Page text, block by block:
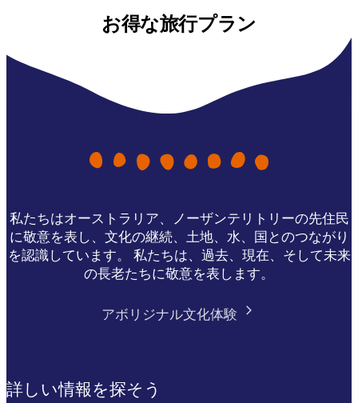
お得な旅行プラン
私たちはオーストラリア、ノーザンテリトリーの先住民
に敬意を表し、文化の継続、土地、水、国とのつながり
を認識しています。 私たちは、過去、現在、そして未来
の長老たちに敬意を表します。
アボリジナル文化体験
詳しい情報を探そう